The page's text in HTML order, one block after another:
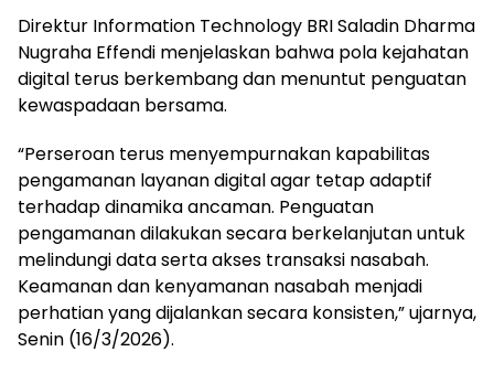
Direktur Information Technology BRI Saladin Dharma
Nugraha Effendi menjelaskan bahwa pola kejahatan
digital terus berkembang dan menuntut penguatan
kewaspadaan bersama.
“Perseroan terus menyempurnakan kapabilitas
pengamanan layanan digital agar tetap adaptif
terhadap dinamika ancaman. Penguatan
pengamanan dilakukan secara berkelanjutan untuk
melindungi data serta akses transaksi nasabah.
Keamanan dan kenyamanan nasabah menjadi
perhatian yang dijalankan secara konsisten,” ujarnya,
Senin (16/3/2026).